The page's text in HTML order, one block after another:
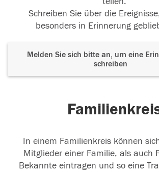
Schreiben Sie über die
besonders in Erinnerung
Melden Sie sich bitte an, um eine
schreiben
In einem Familienkreis können
Mitglieder einer Familie, als auch
Bekannte eintragen und so eine